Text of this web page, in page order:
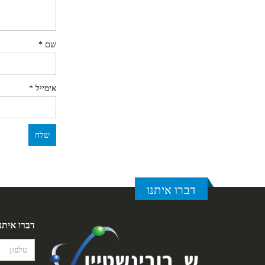
שם*
אימייל*
דברו איתנו
דברו